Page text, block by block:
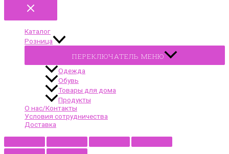
Каталог
Розница
ПЕРЕКЛЮЧАТЕЛЬ МЕНЮ
Одежда
Обувь
Товары для дома
Продукты
О нас/Контакты
Условия сотрудничества
Доставка